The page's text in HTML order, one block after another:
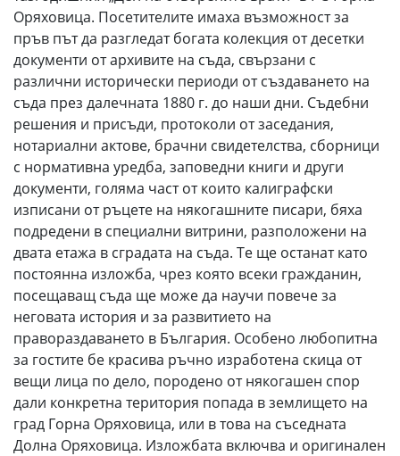
Оряховица. Посетителите имаха възможност за
пръв път да разгледат богата колекция от десетки
документи от архивите на съда, свързани с
различни исторически периоди от създаването на
съда през далечната 1880 г. до наши дни. Съдебни
решения и присъди, протоколи от заседания,
нотариални актове, брачни свидетелства, сборници
с нормативна уредба, заповедни книги и други
документи, голяма част от които калиграфски
изписани от ръцете на някогашните писари, бяха
подредени в специални витрини, разположени на
двата етажа в сградата на съда. Те ще останат като
постоянна изложба, чрез която всеки гражданин,
посещаващ съда ще може да научи повече за
неговата история и за развитието на
правораздаването в България. Особено любопитна
за гостите бе красива ръчно изработена скица от
вещи лица по дело, породено от някогашен спор
дали конкретна територия попада в землището на
град Горна Оряховица, или в това на съседната
Долна Оряховица. Изложбата включва и оригинален